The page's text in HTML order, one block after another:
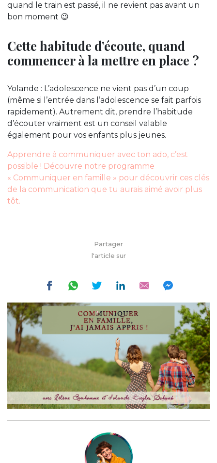
quand le train est passé, il ne revient pas avant un
bon moment 😉
Cette habitude d’écoute, quand
commencer à la mettre en place ?
Yolande : L’adolescence ne vient pas d’un coup
(même si l’entrée dans l’adolescence se fait parfois
rapidement). Autrement dit, prendre l’habitude
d’écouter vraiment est un conseil valable
également pour vos enfants plus jeunes.
Apprendre à communiquer avec ton ado, c’est
possible ! Découvre notre programme
« Communiquer en famille » pour découvrir ces clés
de la communication que tu aurais aimé avoir plus
tôt.
Partager
l'article sur